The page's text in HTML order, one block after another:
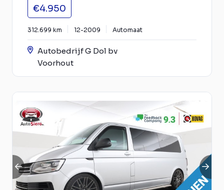
€4.950
312.699 km 12-2009 Automaat
Autobedrijf G Dol bv
Voorhout